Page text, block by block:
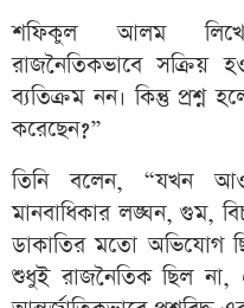
শফিকুল আলম
রাজনৈতিকভাবে সক্রিয়
ব্যতিক্রম নন। কিন্তু প্রশ্ন
করেছেন?”
তিনি বলেন, “যখন
মানবাধিকার লঙ্ঘন, গুম,
ডাকাতির মতো অভিযোগ
শুধুই রাজনৈতিক ছিল না,